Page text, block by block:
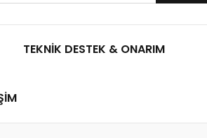
TEKNIK DESTEK & ONARIM